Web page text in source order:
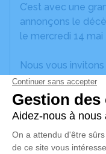
C’est avec une
annonçons le
le mercredi 14
Nous vous
laisser vos
souvenirs, une
à travers des
est un lieu
mémoire de